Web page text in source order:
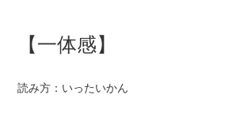
【一体感】
読み方：いったいかん